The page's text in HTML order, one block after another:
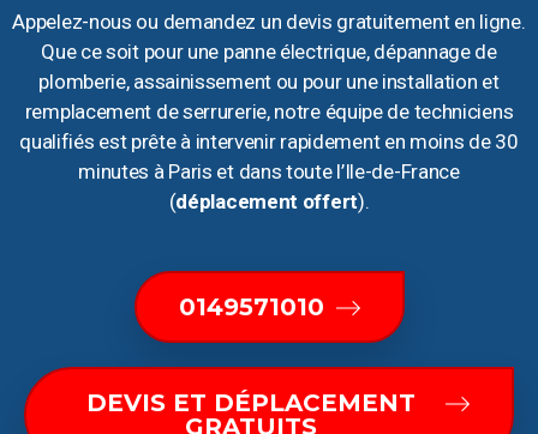
Appelez-nous ou demandez un devis gratuitement en ligne.
Que ce soit pour une panne électrique, dépannage de
plomberie, assainissement ou pour une installation et
remplacement de serrurerie, notre équipe de techniciens
qualifiés est prête à intervenir rapidement en moins de 30
minutes à Paris et dans toute l’Ile-de-France
(déplacement offert).
0149571010
DEVIS ET DÉPLACEMENT
GRATUITS